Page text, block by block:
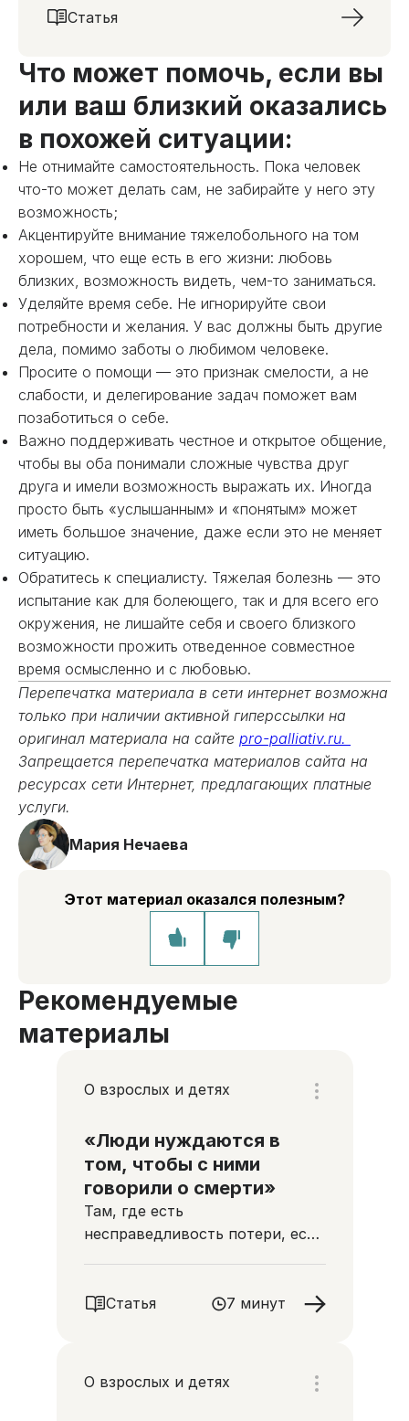
Статья
Что может помочь, если вы
или ваш близкий оказались
в похожей ситуации:
Не отнимайте самостоятельность. Пока человек
что-то может делать сам, не забирайте у него эту
возможность;
Акцентируйте внимание тяжелобольного на том
хорошем, что еще есть в его жизни: любовь
близких, возможность видеть, чем-то заниматься.
Уделяйте время себе. Не игнорируйте свои
потребности и желания. У вас должны быть другие
дела, помимо заботы о любимом человеке.
Просите о помощи — это признак смелости, а не
слабости, и делегирование задач поможет вам
позаботиться о себе.
Важно поддерживать честное и открытое общение,
чтобы вы оба понимали сложные чувства друг
друга и имели возможность выражать их. Иногда
просто быть «услышанным» и «понятым» может
иметь большое значение, даже если это не меняет
ситуацию.
Обратитесь к специалисту. Тяжелая болезнь — это
испытание как для болеющего, так и для всего его
окружения, не лишайте себя и своего близкого
возможности прожить отведенное совместное
время осмысленно и с любовью.
Перепечатка материала в сети интернет возможна
только при наличии активной гиперссылки на
оригинал материала на сайте pro-palliativ.ru.
Запрещается перепечатка материалов сайта на
ресурсах сети Интернет, предлагающих платные
услуги.
Мария Нечаева
Этот материал оказался полезным?
Рекомендуемые
материалы
О взрослых и детях
«Люди нуждаются в
том, чтобы с ними
говорили о смерти»
Там, где есть
несправедливость потери, есть
близкие ушли в любви
Статья 7 минут
О взрослых и детях